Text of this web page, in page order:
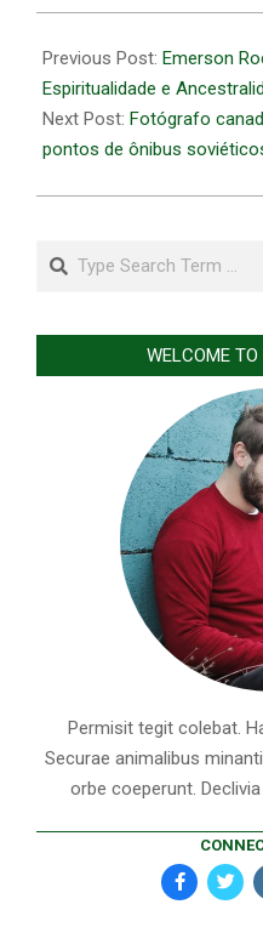
06-
05
Previous Post: Emerson
Espiritualidade e
Next Post: Fotógrafo
pontos de ônibus
Search
WELCOME
Permisit tegit colebat.
Securae animalibus
orbe coeperunt.